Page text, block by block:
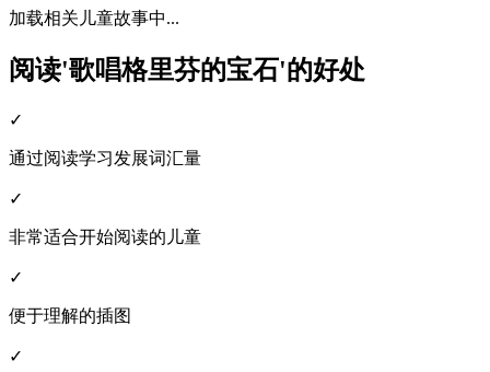
加载相关儿童故事中...
阅读'歌唱格里芬的宝石'的好处
✓
通过阅读学习发展词汇量
✓
非常适合开始阅读的儿童
✓
便于理解的插图
✓